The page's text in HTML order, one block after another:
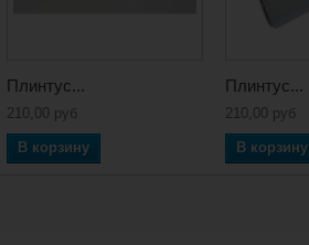
Плинтус...
210,00 руб
В корзину
Плинтус...
210,00 руб
В корзину